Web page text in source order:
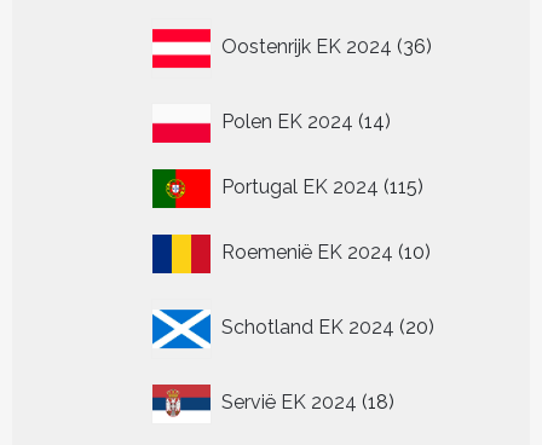
Oostenrijk EK 2024 36
producten
Polen EK 2024 1414
Portugal EK 2024 115115
Roemenië EK 2024 1010
Schotland EK 2024 20
producten
Servië EK 2024 1818